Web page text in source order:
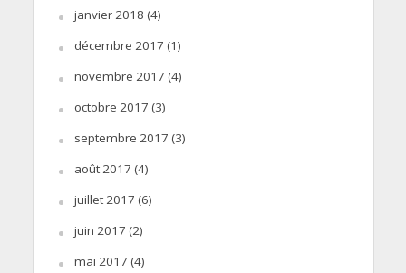
janvier 2018 (4)
décembre 2017 (1)
novembre 2017 (4)
octobre 2017 (3)
septembre 2017 (3)
août 2017 (4)
juillet 2017 (6)
juin 2017 (2)
mai 2017 (4)